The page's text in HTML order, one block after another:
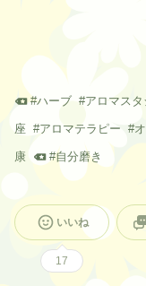
#ハーブ #アロマス
座 #アロマテラピー #
康 #自分磨き
いいね
17